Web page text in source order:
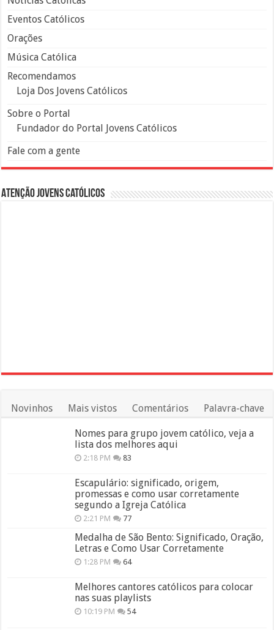
Eventos Católicos
Orações
Música Católica
Recomendamos
Loja Dos Jovens Católicos
Sobre o Portal
Fundador do Portal Jovens Católicos
Fale com a gente
Atenção Jovens Católicos
Novinhos Mais vistos Comentários Palavra-chave
Nomes para grupo jovem católico, veja a
lista dos melhores aqui
2:18 PM 83
Escapulário: significado, origem,
promessas e como usar corretamente
segundo a Igreja Católica
2:21 PM 77
Medalha de São Bento: Significado, Oração,
Letras e Como Usar Corretamente
1:28 PM 64
Melhores cantores católicos para colocar
nas suas playlists
10:19 PM 54